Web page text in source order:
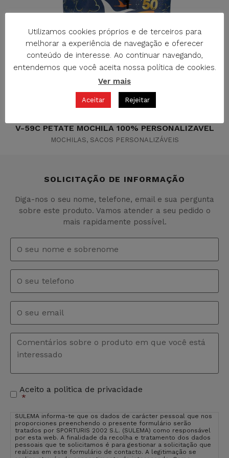
V-59C PETATE MOCHILA 100% PERSONALIZAVEL
MOCHILAS, SACOS PERSONALIZÁVEIS
SOLICITAÇÃO DE INFORMAÇÃO
Diga-nos o seu nome, telefone, email e sua pergunta
sobre este produto. Vamos atender a seu pedido o
mais rapidamente possível.
sobrenome *
Comentários
Aceitação
de
Aceito a politica de privacidade
*
SULEMA informa-te que os dados de carácter pessoal que nos
proporciones preenchendo o presente formulário serão
tratados por SPORTURIS 2002 S.L. (SULEMA) como responsável
por esta web. A finalidade da recolha e tratamento dos dados
pessoais que te solicitamos é para gestionar a solicitação que
realizas em este formulário de contacto. A legitimação se
Utilizamos cookies próprios e de terceiros para
melhorar a experiência de navegação e oferecer
conteúdo de interesse. Ao continuar navegando,
entendemos que você aceita nossa política de cookies.
Ver mais
Aceitar Rejeitar